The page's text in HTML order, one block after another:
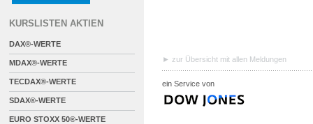
zur Übersicht mit allen Meldungen
ein Service von
KURSLISTEN AKTIEN
DAX®-WERTE
MDAX®-WERTE
TECDAX®-WERTE
SDAX®-WERTE
EURO STOXX 50®-WERTE